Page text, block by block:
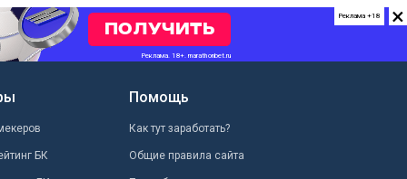
×
Реклама +18
БК
Помощь
Как тут заработать?
Общие правила сайта